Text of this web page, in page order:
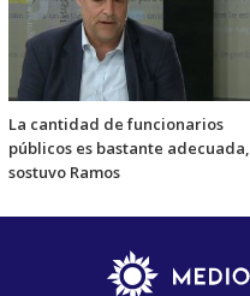
La cantidad de funcionarios
públicos es bastante adecuada,
sostuvo Ramos